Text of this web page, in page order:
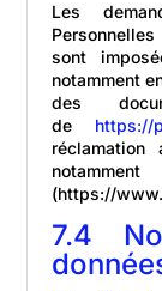
Les
sont
notamment
des
de
https://
(https://
7.4